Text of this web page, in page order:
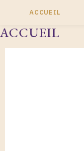
contenu
ACCUEIL
ACCUEIL